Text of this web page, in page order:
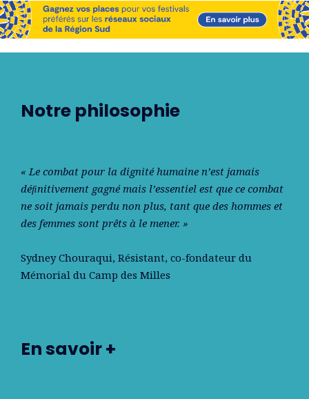
Notre philosophie
« Le combat pour la dignité humaine n’est jamais
déﬁnitivement gagné mais l’essentiel est que ce combat
ne soit jamais perdu non plus, tant que des hommes et
des femmes sont prêts à le mener. »
Sydney Chouraqui, Résistant, co-fondateur du
Mémorial du Camp des Milles
En savoir +